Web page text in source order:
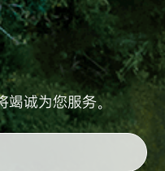
竭诚为您服务。